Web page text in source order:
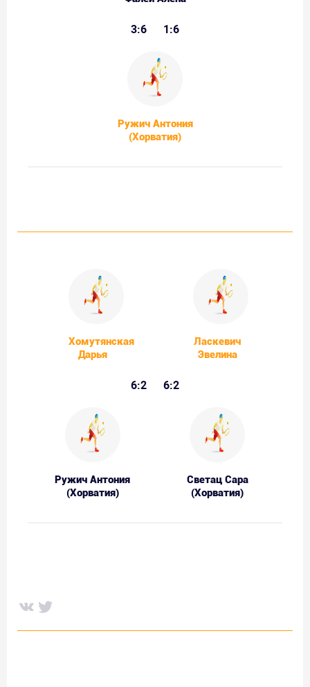
3:6 1:6
Ружич Антония
(Хорватия)
Хомутянская
Дарья
Ласкевич
Эвелина
6:2 6:2
Ружич Антония
(Хорватия)
Светац Сара
(Хорватия)